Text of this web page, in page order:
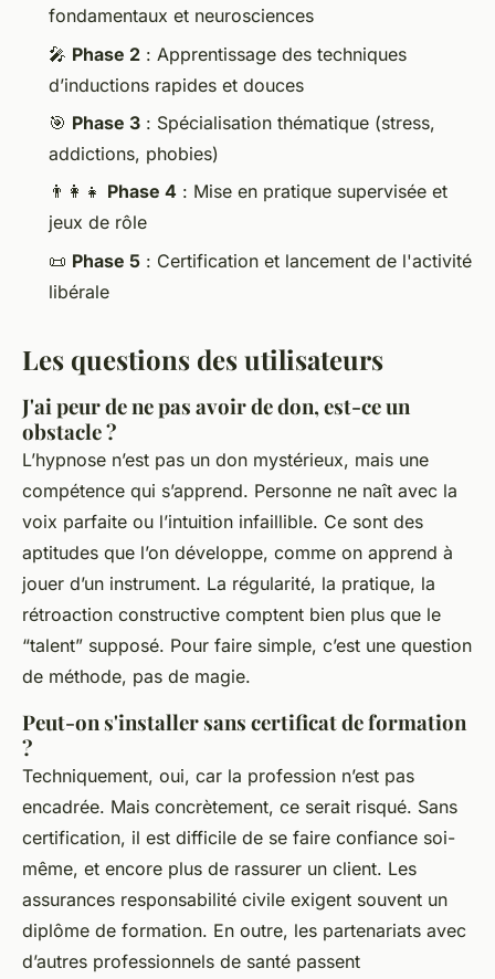
fondamentaux et neurosciences
🎤 Phase 2 : Apprentissage des techniques
d’inductions rapides et douces
🎯 Phase 3 : Spécialisation thématique (stress,
addictions, phobies)
👨‍👩‍👧 Phase 4 : Mise en pratique supervisée et
jeux de rôle
📜 Phase 5 : Certification et lancement de l'activité
libérale
Les questions des utilisateurs
J'ai peur de ne pas avoir de don, est-ce un
obstacle ?
L’hypnose n’est pas un don mystérieux, mais une
compétence qui s’apprend. Personne ne naît avec la
voix parfaite ou l’intuition infaillible. Ce sont des
aptitudes que l’on développe, comme on apprend à
jouer d’un instrument. La régularité, la pratique, la
rétroaction constructive comptent bien plus que le
“talent” supposé. Pour faire simple, c’est une question
de méthode, pas de magie.
Peut-on s'installer sans certificat de formation
?
Techniquement, oui, car la profession n’est pas
encadrée. Mais concrètement, ce serait risqué. Sans
certification, il est difficile de se faire confiance soi-
même, et encore plus de rassurer un client. Les
assurances responsabilité civile exigent souvent un
diplôme de formation. En outre, les partenariats avec
d’autres professionnels de santé passent